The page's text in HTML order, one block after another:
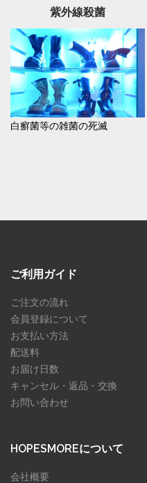
紫外線殺菌
白癬菌等の雑菌の死滅
ご利用ガイド
ご注文の流れ
会員登録について
お支払い方法
配送料
お届け日数
キャンセル・返品・交換
お問い合わせ
HOPESMOREについて
会社概要